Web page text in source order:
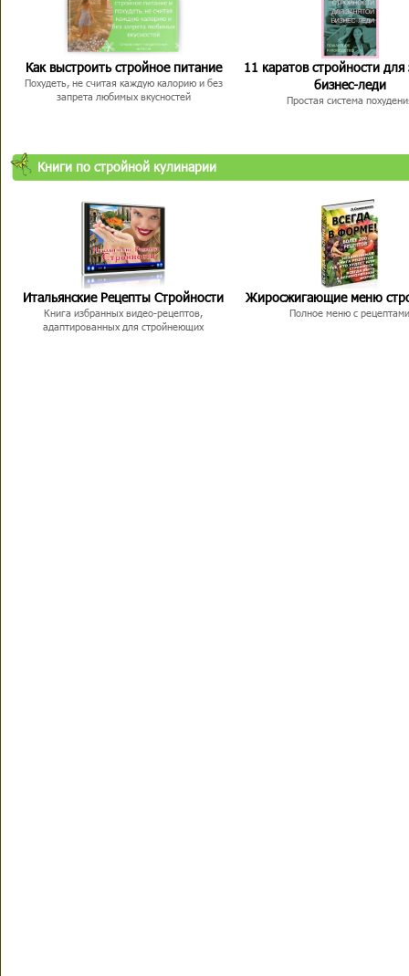
Как выстроить стройное питание
Похудеть, не считая каждую калорию и без
запрета любимых вкусностей
11 каратов стройности для
бизнес-леди
Простая система
Книги по стройной кулинарии
Итальянские Рецепты Стройности
Книга избранных видео-рецептов,
адаптированных для стройнеющих
Жиросжигающие меню
Полное меню с рецептами